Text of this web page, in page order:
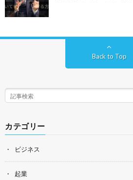
Back to Top
カテゴリー
ビジネス
起業